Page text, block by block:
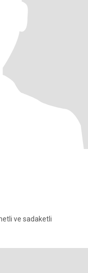
ve sadaketli